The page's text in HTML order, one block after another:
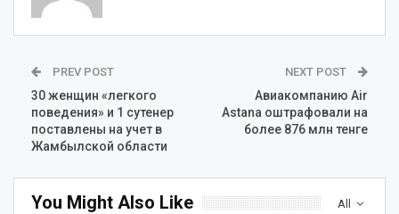
PREV POST
30 женщин «легкого
поведения» и 1 сутенер
поставлены на учет в
Жамбылской области
NEXT POST
Авиакомпанию Air
Astana оштрафовали на
более 876 млн тенге
All
You Might Also Like